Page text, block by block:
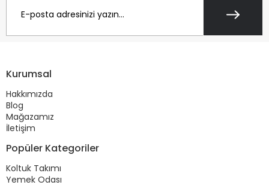
Kurumsal
Hakkımızda
Blog
Mağazamız
İletişim
Popüler Kategoriler
Koltuk Takımı
Yemek Odası